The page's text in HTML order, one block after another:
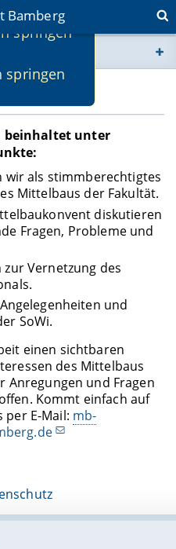
springen
springen
Bamberg
beinhaltet unter
als stimmberechtigtes
Mittelbaus der Fakultät.
diskutieren
Fragen, Probleme und
Vernetzung des
und
SoWi.
einen sichtbaren
des Mittelbaus
Anregungen und Fragen
Kommt einfach auf
E-Mail: mb-